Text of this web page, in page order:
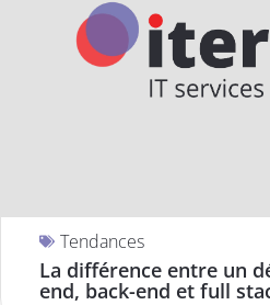
Tendances
La différence entre un
end, back-end et full